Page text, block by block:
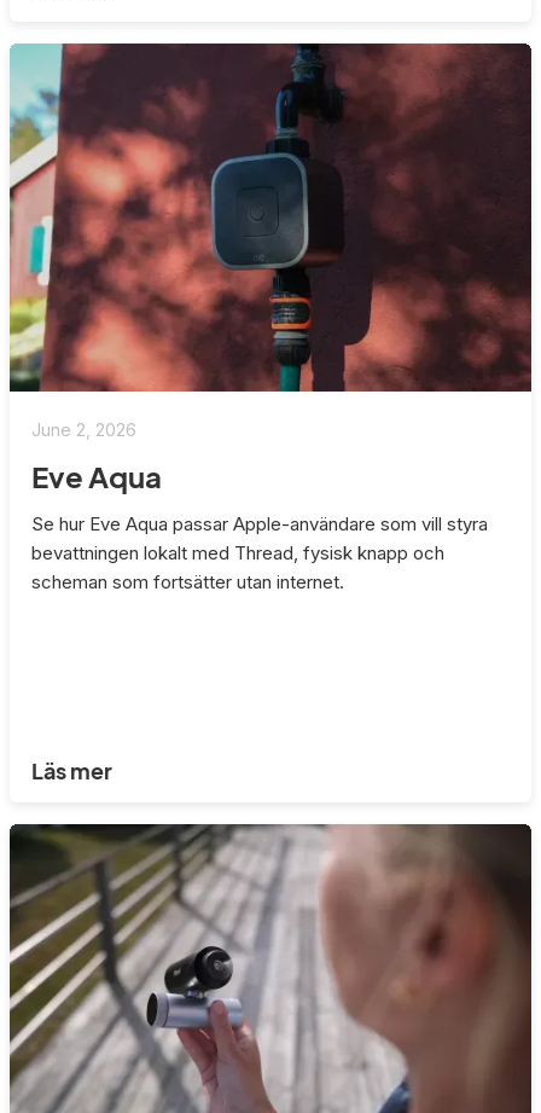
June 2, 2026
Eve Aqua
Se hur Eve Aqua passar Apple-användare som vill styra
bevattningen lokalt med Thread, fysisk knapp och
scheman som fortsätter utan internet.
Läs mer